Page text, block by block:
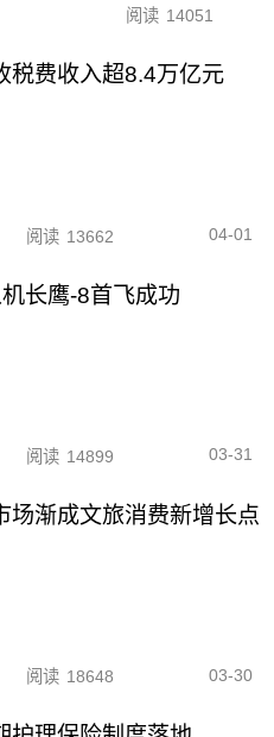
阅读 14051
税费收入超8.4万亿元
阅读 13662 04-01
长鹰-8首飞成功
阅读 14899 03-31
场渐成文旅消费新增长点
阅读 18648 03-30